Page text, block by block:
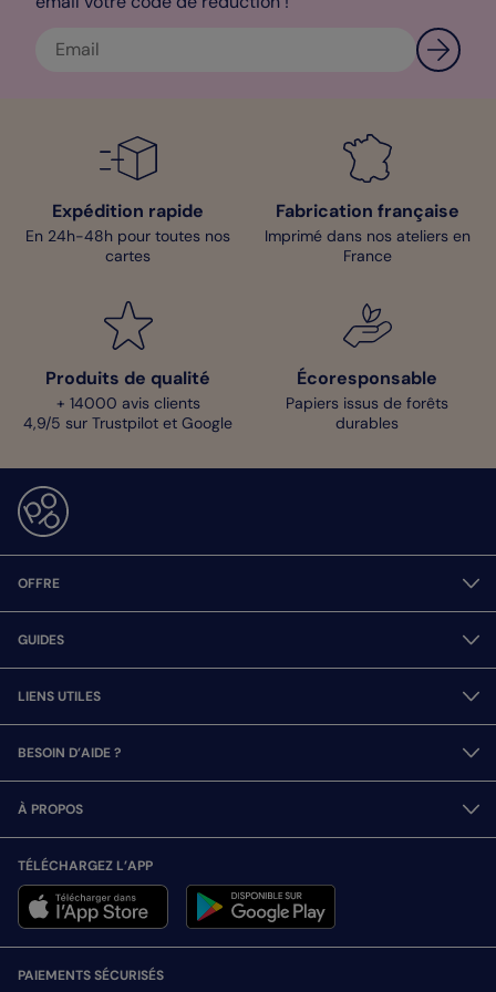
Expédition rapide
En 24h-48h pour toutes nos
cartes
Fabrication française
Imprimé dans nos ateliers en
France
Produits de qualité
+ 14000 avis clients
4,9/5 sur Trustpilot et Google
Écoresponsable
Papiers issus de forêts
durables
OFFRE
GUIDES
LIENS UTILES
BESOIN D’AIDE ?
À PROPOS
TÉLÉCHARGEZ L’APP
PAIEMENTS SÉCURISÉS